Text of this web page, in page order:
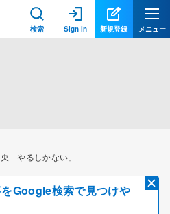
検索 Sign in 新規登録 メニュー
「やるしかない」
Google検索で見つけや